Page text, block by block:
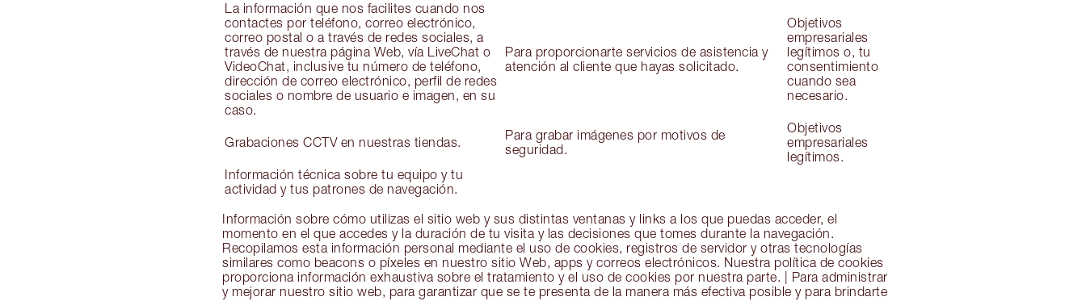
La información que nos facilites cuando nos
contactes por teléfono, correo electrónico,
correo postal o a través de redes sociales, a
través de nuestra página Web, vía LiveChat o
VideoChat, inclusive tu número de teléfono,
dirección de correo electrónico, perfil de redes
sociales o nombre de usuario e imagen, en su
caso.
Para proporcionarte servicios de asistencia y
atención al cliente que hayas solicitado.
Objetivos
empresariales
legítimos o, tu
consentimiento
cuando sea
necesario.
Grabaciones CCTV en nuestras tiendas.
Para grabar imágenes por motivos de
seguridad.
Objetivos
empresariales
legítimos.
Información técnica sobre tu equipo y tu
actividad y tus patrones de navegación.
Información sobre cómo utilizas el sitio web y sus distintas ventanas y links a los que puedas acceder, el
momento en el que accedes y la duración de tu visita y las decisiones que tomes durante la navegación.
Recopilamos esta información personal mediante el uso de cookies, registros de servidor y otras tecnologías
similares como beacons o píxeles en nuestro sitio Web, apps y correos electrónicos. Nuestra política de cookies
proporciona información exhaustiva sobre el tratamiento y el uso de cookies por nuestra parte. | Para administrar
y mejorar nuestro sitio web, para garantizar que se te presenta de la manera más efectiva posible y para brindarte